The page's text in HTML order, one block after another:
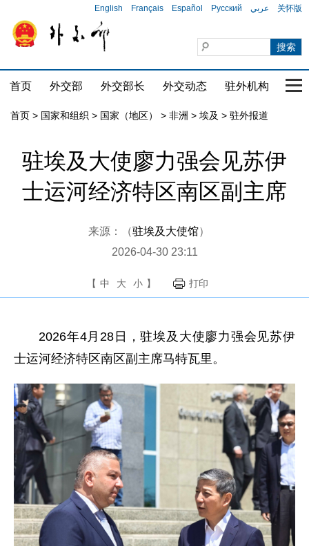
English Français Español Русский عربي 关怀版
首页 外交部 外交部长 外交动态 驻外机构 国
首页 > 国家和组织 > 国家（地区） > 非洲 > 埃及 > 驻外报道
驻埃及大使廖力强会见苏伊
士运河经济特区南区副主席
来源：（驻埃及大使馆）
2026-04-30 23:11
【 中 大 小 】 打印
2026年4月28日，驻埃及大使廖力强会见苏伊
士运河经济特区南区副主席马特瓦里。